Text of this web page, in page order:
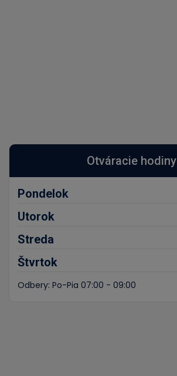
Otváracie hodiny
Pondelok
Utorok
Streda
Štvrtok
Odbery: Po-Pia 07:00 - 09:00